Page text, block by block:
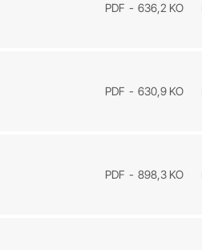
PDF 636,2 KO
PDF 630,9 KO
PDF 898,3 KO